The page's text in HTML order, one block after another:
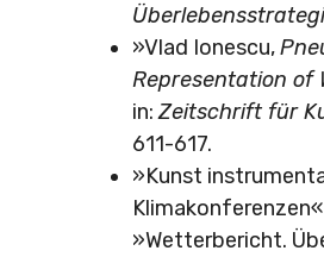
»Vlad Ionescu,
Representation of
in:Zeitschrift für
611-617.
»Kunst
»Wetterbericht.